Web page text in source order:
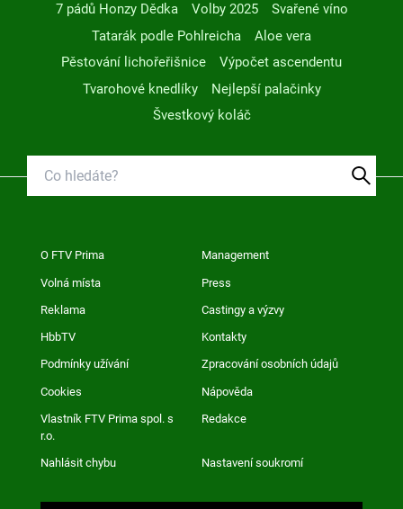
7 pádů Honzy Dědka
Volby 2025
Svařené víno
Tatarák podle Pohlreicha
Aloe vera
Pěstování lichořeřišnice
Výpočet ascendentu
Tvarohové knedlíky
Nejlepší palačinky
Švestkový koláč
O FTV Prima Management
Volná místa Press
Reklama Castingy a výzvy
HbbTV Kontakty
Podmínky užívání Zpracování osobních údajů
Cookies Nápověda
Vlastník FTV Prima spol. s
r.o.
Redakce
Nahlásit chybu Nastavení soukromí